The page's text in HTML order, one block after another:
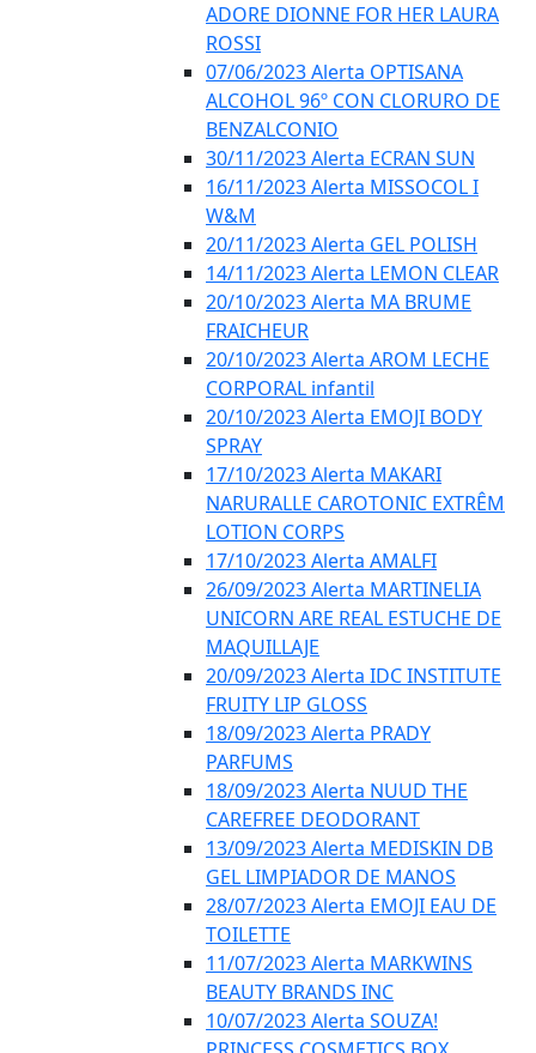
ADORE DIONNE FOR HER LAURA
ROSSI
07/06/2023 Alerta OPTISANA
ALCOHOL 96º CON CLORURO DE
BENZALCONIO
30/11/2023 Alerta ECRAN SUN
16/11/2023 Alerta MISSOCOL I
W&M
20/11/2023 Alerta GEL POLISH
14/11/2023 Alerta LEMON CLEAR
20/10/2023 Alerta MA BRUME
FRAICHEUR
20/10/2023 Alerta AROM LECHE
CORPORAL infantil
20/10/2023 Alerta EMOJI BODY
SPRAY
17/10/2023 Alerta MAKARI
NARURALLE CAROTONIC EXTRÊM
LOTION CORPS
17/10/2023 Alerta AMALFI
26/09/2023 Alerta MARTINELIA
UNICORN ARE REAL ESTUCHE DE
MAQUILLAJE
20/09/2023 Alerta IDC INSTITUTE
FRUITY LIP GLOSS
18/09/2023 Alerta PRADY
PARFUMS
18/09/2023 Alerta NUUD THE
CAREFREE DEODORANT
13/09/2023 Alerta MEDISKIN DB
GEL LIMPIADOR DE MANOS
28/07/2023 Alerta EMOJI EAU DE
TOILETTE
11/07/2023 Alerta MARKWINS
BEAUTY BRANDS INC
10/07/2023 Alerta SOUZA!